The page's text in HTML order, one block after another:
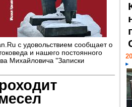
с удовольствием сообщает о
и нашего постоянного
Михайловича "Записки